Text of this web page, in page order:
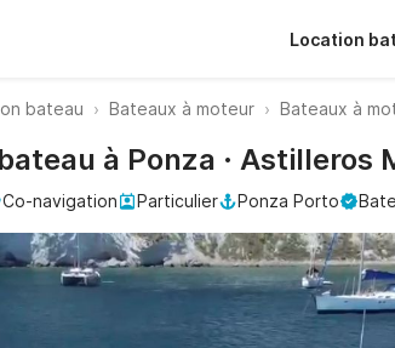
Location
bateau Bateaux à moteur Bateaux à
à Ponza ·
Co-navigation Particulier Ponza Porto